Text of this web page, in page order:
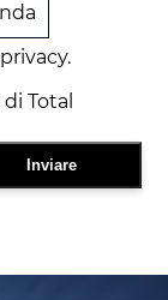
Total